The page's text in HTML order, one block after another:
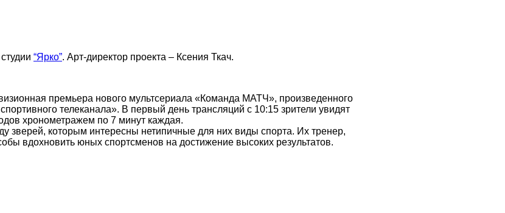
“Ярко”. Арт-директор проекта – Ксения Ткач.
премьера нового мультсериала «Команда МАТЧ», произведенного
телеканала». В первый день трансляций с 10:15 зрители увидят
хронометражем по 7 минут каждая.
которым интересны нетипичные для них виды спорта. Их тренер,
вдохновить юных спортсменов на достижение высоких результатов.